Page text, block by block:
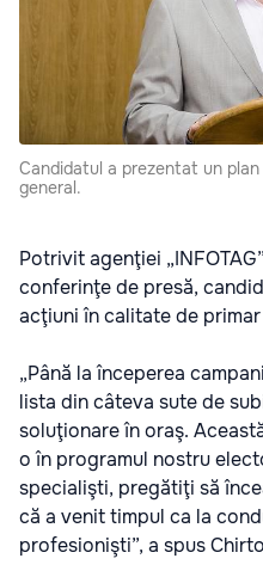
Candidatul a prezentat un
general.
Potrivit agenţiei
conferinţe de presă,
acţiuni în calitate de
„Până la începerea
lista din câteva sute de
soluţionare în oraş.
o în programul nostru
specialişti, pregătiţi să
că a venit timpul ca la
profesionişti”, a spus